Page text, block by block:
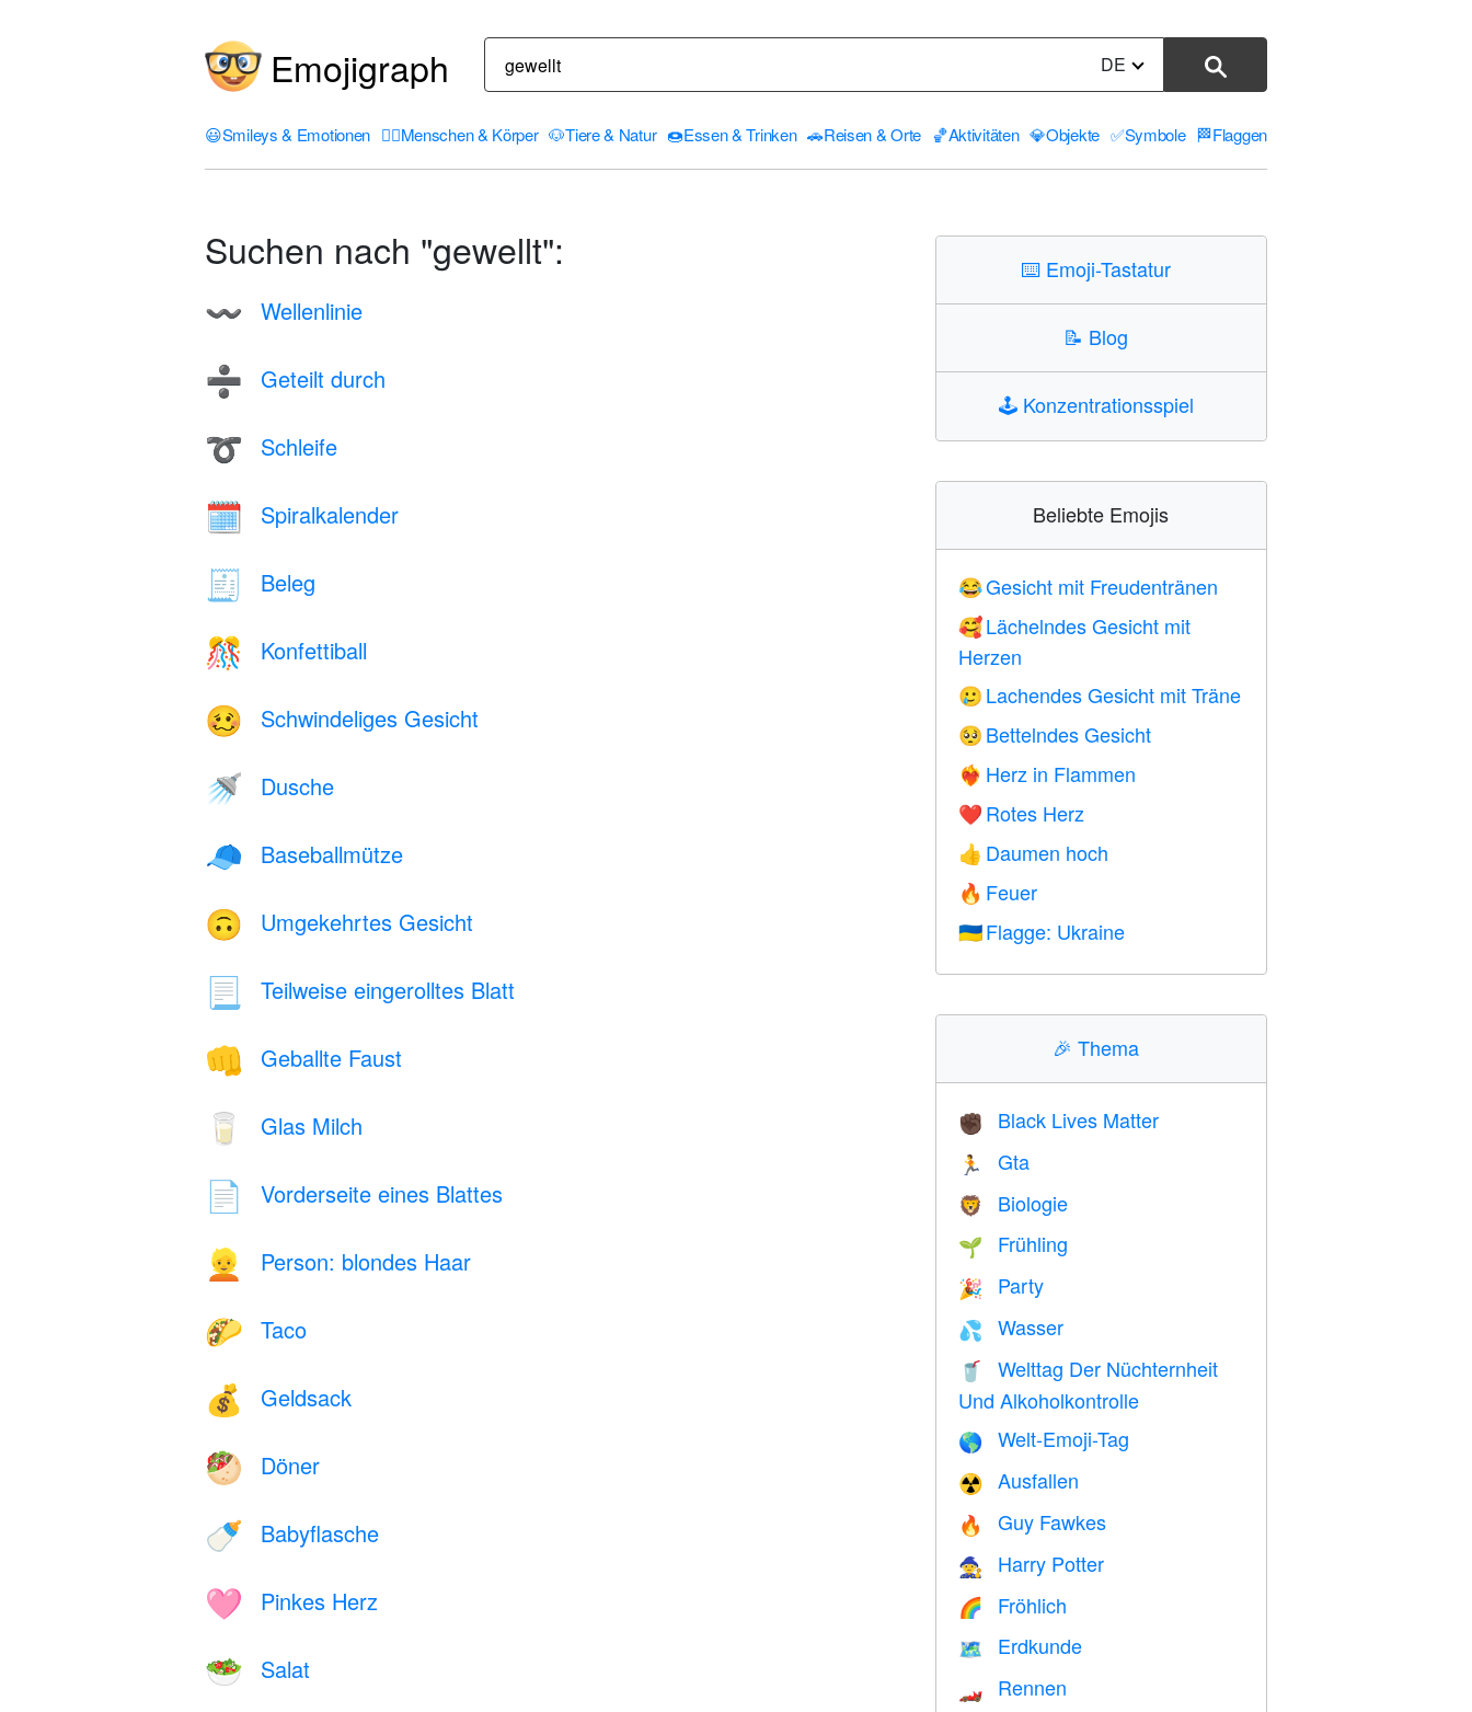
Emojigraph DE
😃Smileys & Emotionen 🤦‍♀️Menschen & Körper 🐶Tiere & Natur 🍩Essen & Trinken 🚗Reisen & Orte 🏀Aktivitäten 💎Objekte ✅Symbole 🏁Flaggen
Suchen nach "gewellt":
〰️ Wellenlinie
➗ Geteilt durch
➰ Schleife
🗓️ Spiralkalender
🧾 Beleg
🎊 Konfettiball
🥴 Schwindeliges Gesicht
🚿 Dusche
🧢 Baseballmütze
🙃 Umgekehrtes Gesicht
📃 Teilweise eingerolltes Blatt
👊 Geballte Faust
🥛 Glas Milch
📄 Vorderseite eines Blattes
👱 Person: blondes Haar
🌮 Taco
💰 Geldsack
🥙 Döner
🍼 Babyflasche
🩷 Pinkes Herz
🥗 Salat
⌨️ Emoji-Tastatur
📝 Blog
🕹️ Konzentrationsspiel
Beliebte Emojis
😂Gesicht mit Freudentränen
🥰 Lächelndes Gesicht mit
Herzen
🥲 Lachendes Gesicht mit Träne
🥺 Bettelndes Gesicht
❤️‍🔥 Herz in Flammen
❤️ Rotes Herz
👍 Daumen hoch
🔥 Feuer
🇺🇦 Flagge: Ukraine
🎉Thema
✊🏿 Black Lives Matter
🏃 Gta
🦁 Biologie
🌱 Frühling
🎉 Party
💦 Wasser
🥤
Welttag Der Nüchternheit
Und Alkoholkontrolle
🌎 Welt-Emoji-Tag
☢️ Ausfallen
🔥 Guy Fawkes
🧙 Harry Potter
🌈 Fröhlich
🗺 Erdkunde
🏎 Rennen